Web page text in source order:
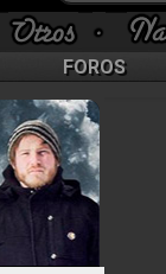
FOROS